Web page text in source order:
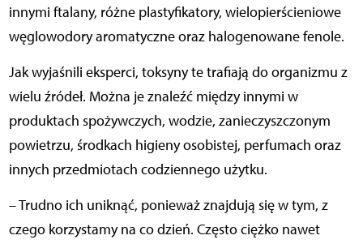
innymi ftalany, różne plastyfikatory, wielopierścieniowe
węglowodory aromatyczne oraz halogenowane fenole.
Jak wyjaśnili eksperci, toksyny te trafiają do organizmu z
wielu źródeł. Można je znaleźć między innymi w
produktach spożywczych, wodzie, zanieczyszczonym
powietrzu, środkach higieny osobistej, perfumach oraz
innych przedmiotach codziennego użytku.
– Trudno ich uniknąć, ponieważ znajdują się w tym, z
czego korzystamy na co dzień. Często ciężko nawet